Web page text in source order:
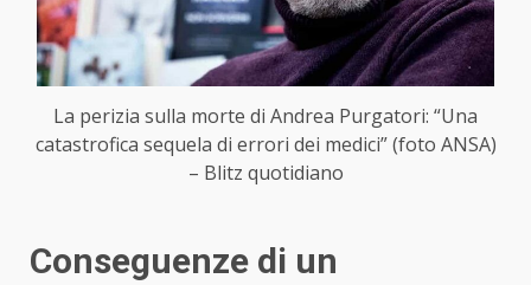
La perizia sulla morte di Andrea Purgatori: “Una
catastrofica sequela di errori dei medici” (foto ANSA)
– Blitz quotidiano
Conseguenze di un